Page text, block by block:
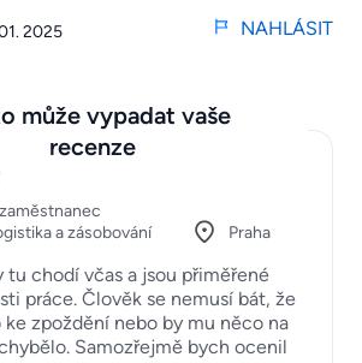
2025 NAHLÁSIT
může vypadat vaše
recenze
a zásobování
Praha
tu chodí včas a jsou přiměřené
práce. Člověk se nemusí bát, že
ke zpoždění nebo by mu něco na
Samozřejmě bych ocenil